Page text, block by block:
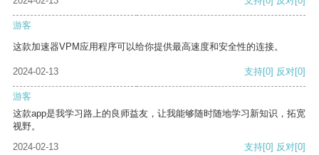
游客
这款加速器VPM应用程序可以给你提供最高速度和安全性的连接。
2024-02-13 支持[0] 反对[0]
游客
这款app是我学习路上的良师益友，让我能够随时随地学习新知识，拓宽
视野。
2024-02-13
支持[0] 反对[0]